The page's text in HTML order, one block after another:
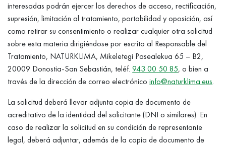
interesadas podrán ejercer los derechos de acceso, rectificación,
supresión, limitación al tratamiento, portabilidad y oposición, así
como retirar su consentimiento o realizar cualquier otra solicitud
sobre esta materia dirigiéndose por escrito al Responsable del
Tratamiento, NATURKLIMA, Mikeletegi Pasealekua 65 – B2,
20009 Donostia-San Sebastián, teléf.943 00 50 85, o bien a
través de la dirección de correo electrónicoinfo@naturklima.eus.
La solicitud deberá llevar adjunta copia de documento de
acreditativo de la identidad del solicitante (DNI o similares). En
caso de realizar la solicitud en su condición de representante
legal, deberá adjuntar, además de la copia de documento de